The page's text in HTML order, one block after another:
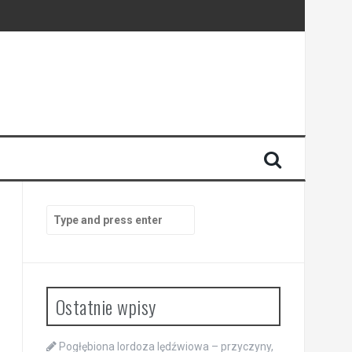
for:
Ostatnie wpisy
Pogłębiona lordoza lędźwiowa – przyczyny,